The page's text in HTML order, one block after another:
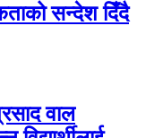
सन्देश दिँदै
वाल